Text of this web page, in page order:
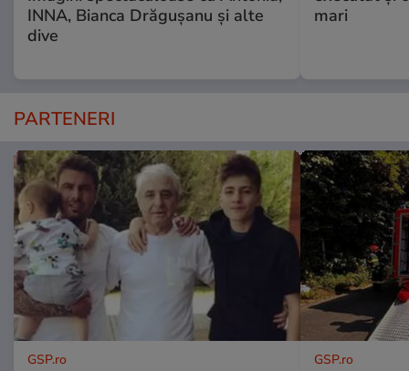
INNA, Bianca Drăgușanu și alte
dive
mari
PARTENERI
GSP.ro GSP.ro